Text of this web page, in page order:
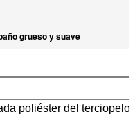
grueso y suave
poliéster del terciopelo